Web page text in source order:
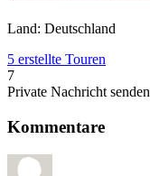
Land: Deutschland
5 erstellte Touren
7
Private Nachricht senden
Kommentare